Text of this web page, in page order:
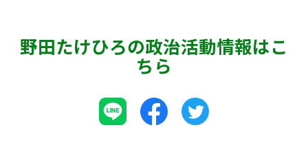
野田たけひろの政治活動情報はこ
ちら